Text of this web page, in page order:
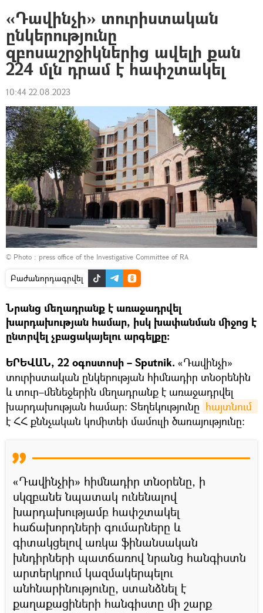
«Դավինչի» տուրիստական
ընկերությունը
զբոսաշրջիկներից ավելի քան
224 մլն դրամ է հափշտակել
10:44 22.08.2023
© Photo : press office of the Investigative Committee of RA
Բաժանորդագրվել
Նրանց մեղադրանք է առաջադրվել
խարդախության համար, իսկ խափանման միջոց է
ընտրվել չբացակայելու արգելքը։
ԵՐԵՎԱՆ, 22 օգոստոսի – Sputnik. «Դավինչի»
տուրիստական ընկերության հիմնադիր տնօրենին
և տուր–մենեջերին մեղադրանք է առաջադրվել
խարդախության համար։ Տեղեկությունը
է ՀՀ քննչական կոմիտեի մամուլի ծառայությունը։
«Դավինչիի» հիմնադիր տնօրենը, ի
սկզբանե նպատակ ունենալով
խարդախությամբ հափշտակել
հաճախորդների գումարները և
գիտակցելով առկա ֆինանսական
խնդիրների պատճառով նրանց հանգիստն
արտերկրում կազմակերպելու
անհնարինությունը, ստանձնել է
քաղաքացիների հանգիստը մի շարք